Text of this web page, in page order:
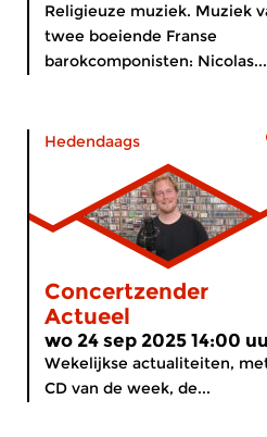
Religieuze muziek. Muziek
twee boeiende Franse
barokcomponisten: Nicolas...
Hedendaags
Concertzender
Actueel
wo 24 sep 2025 14:00
Wekelijkse actualiteiten,
CD van de week, de...